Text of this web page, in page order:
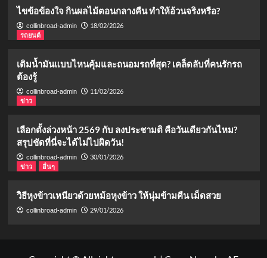
ไขข้อข้องใจ กินผลไม้ตอนกลางคืน ทำให้อ้วนจริงหรือ?
collinbroad-admin
18/02/2026
รถยนต์
เติมน้ำมันแบบไหนคุ้มและถนอมรถที่สุด? เคล็ดลับที่คนรักรถ
ต้องรู้
collinbroad-admin
11/02/2026
ข่าว
เลือกตั้งล่วงหน้า 2569 กับ ลงประชามติ คือวันเดียวกันไหม?
สรุปชัดที่นี่จะได้ไม่ไปผิดวัน!
collinbroad-admin
30/01/2026
ข่าว
อื่นๆ
วิธีหุงข้าวเหนียวด้วยหม้อหุงข้าว ให้นุ่มข้ามคืน เม็ดสวย
collinbroad-admin 29/01/2026